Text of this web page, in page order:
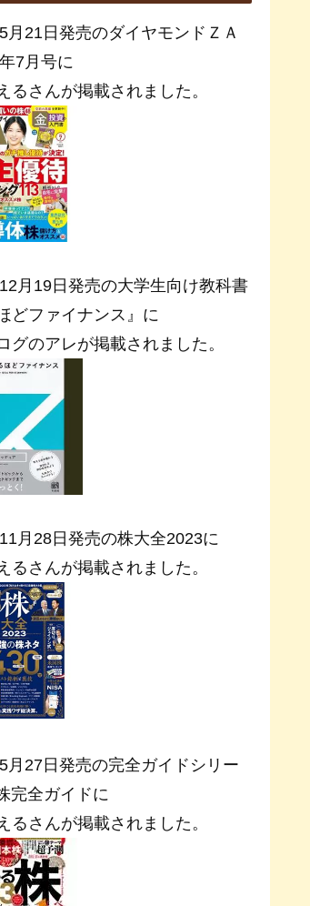
月21日発売のダイヤモンドＺＡ
7月号に
るさんが掲載されました。
月19日発売の大学生向け教科書
どファイナンス』に
グのアレが掲載されました。
月28日発売の株大全2023に
るさんが掲載されました。
月27日発売の完全ガイドシリー
完全ガイドに
るさんが掲載されました。